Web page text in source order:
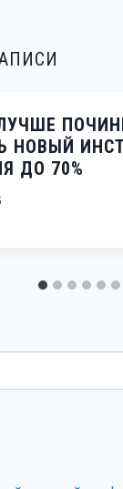
НОВЫЙ
ДО 70%